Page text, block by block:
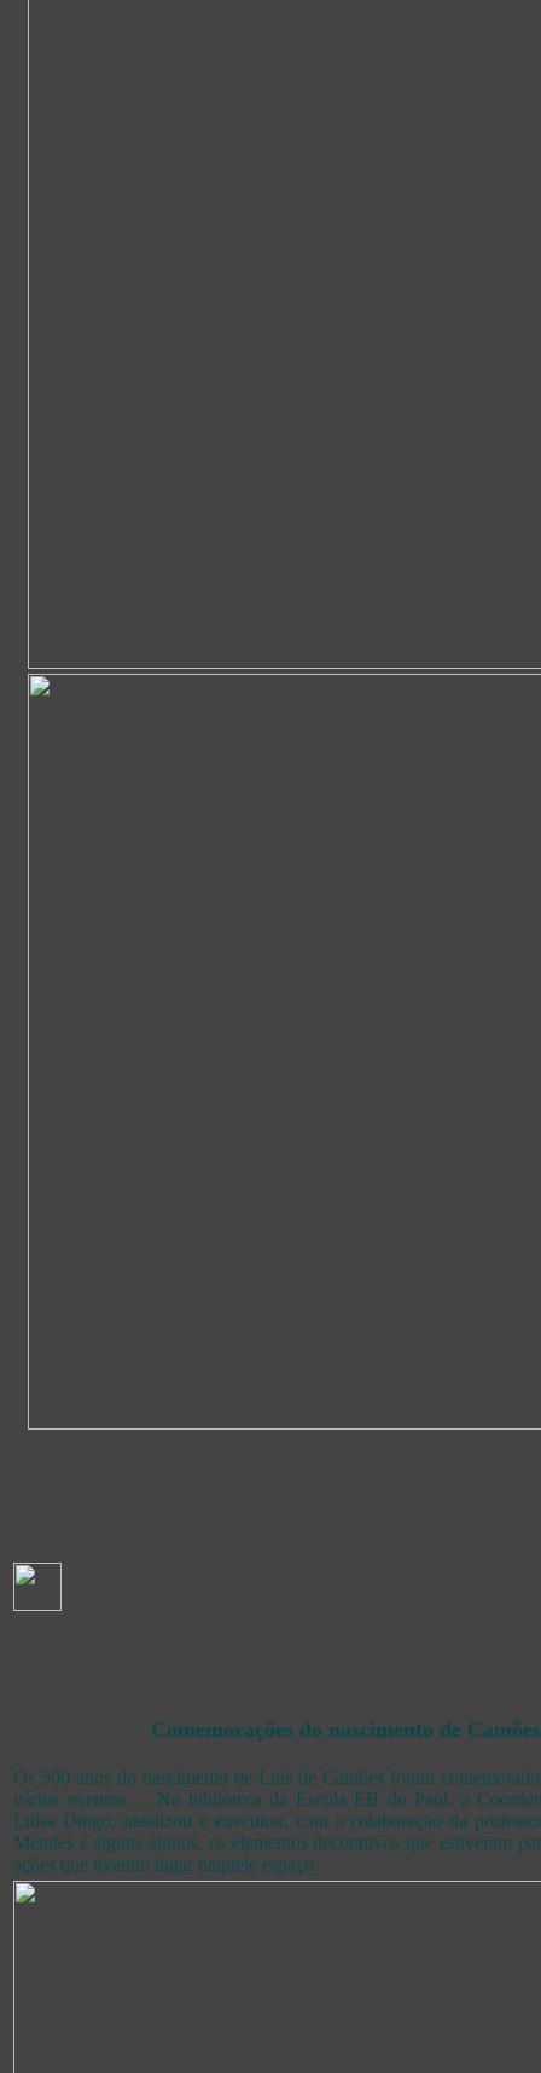
Comemorações do nascimento de Camões
Os 500 anos do nascimento de Luís de Camões foram
vários eventos…. Na biblioteca da Escola EB do Paúl, a
Luísa Diogo, idealizou e executou, com a colaboração da
Mendes e alguns alunos, os elementos decorativos que estiveram
ações que tiveram lugar naquele espaço.